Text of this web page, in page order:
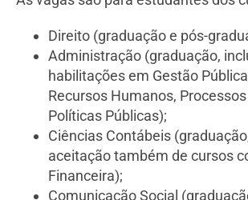
Direito (graduação e pós-
Administração (graduação,
habilitações em Gestão
Recursos Humanos,
Políticas Públicas);
Ciências Contábeis
aceitação também de cursos
Financeira);
Comunicação Social